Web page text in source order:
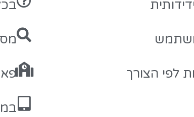
לפי הצורך